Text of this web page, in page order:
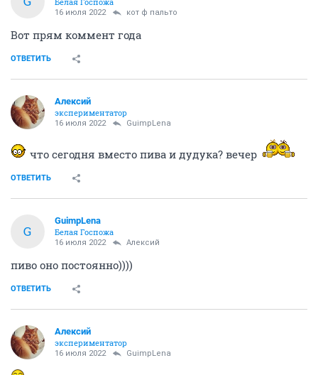
16 июля 2022 кот ф пальто
Вот прям коммент года
ОТВЕТИТЬ
Алексий
экспериментатор
16 июля 2022 GuimpLena
что сегодня вместо пива и дудука? вечер
ОТВЕТИТЬ
G
GuimpLena
Белая Госпожа
16 июля 2022 Алексий
пиво оно постоянно))))
ОТВЕТИТЬ
Алексий
экспериментатор
16 июля 2022 GuimpLena